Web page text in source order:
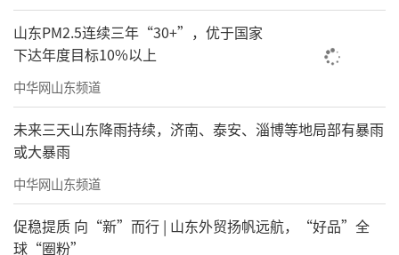
山东PM2.5连续三年“30+”，优于国家
下达年度目标10%以上
中华网山东频道
未来三天山东降雨持续，济南、泰安、淄博等地局部有暴雨
或大暴雨
中华网山东频道
促稳提质 向“新”而行 | 山东外贸扬帆远航，“好品”全
球“圈粉”